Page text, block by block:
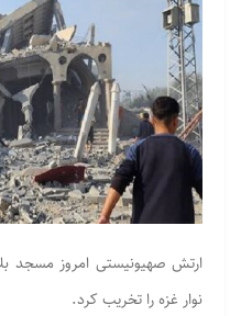
ارتش صهیونیستی امروز مسجد
نوار غزه را تخریب کرد.